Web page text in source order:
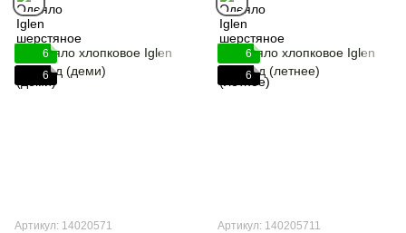
6
6
Артикул: 14020571
6
6
Артикул: 140205711